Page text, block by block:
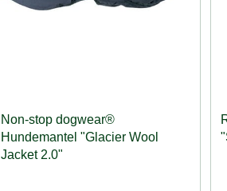
Non-stop dogwear®
Hundemantel "Glacier Wool
Jacket 2.0"